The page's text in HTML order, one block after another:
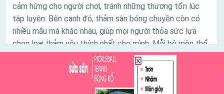
cảm hứng cho người chơi, tránh những thương tổn lúc
tập luyện. Bên cạnh đó, thảm sàn bóng chuyền còn có
nhiều mẫu mã khác nhau, giúp mọi người thỏa sức lựa
chọn loại thảm yêu thích nhất cho mình. Mỗi bộ môn thể
thao đem đến các lợi ích khác nhau cho người chơi.
Trong đó, bóng chuyền là bộ môn lý tưởng tạo nên dấu
ấn tốt đối với nhiều người. Để có được một sân thi đấu